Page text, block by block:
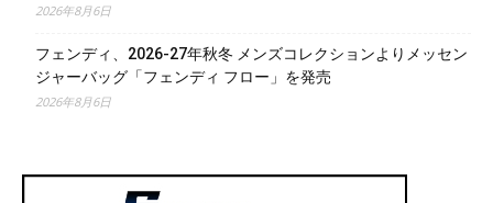
2026年8月6日
フェンディ、2026-27年秋冬 メンズコレクションよりメッセン
ジャーバッグ「フェンディ フロー」を発売
2026年8月6日